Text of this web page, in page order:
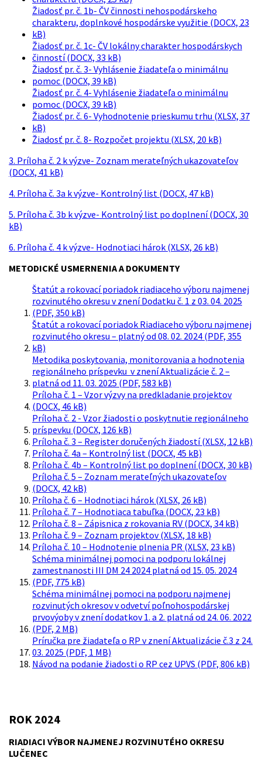
Žiadosť pr. č. 1b- ČV činnosti nehospodárskeho
charakteru, doplnkové hospodárske využitie (DOCX, 23
kB)
Žiadosť pr. č. 1c- ČV lokálny charakter hospodárskych
činností (DOCX, 33 kB)
Žiadosť pr. č. 3- Vyhlásenie žiadateľa o minimálnu
pomoc (DOCX, 39 kB)
Žiadosť pr. č. 4- Vyhlásenie žiadateľa o minimálnu
pomoc (DOCX, 39 kB)
Žiadosť pr. č. 6- Vyhodnotenie prieskumu trhu (XLSX, 37
kB)
Žiadosť pr. č. 8- Rozpočet projektu (XLSX, 20 kB)
3. Príloha č. 2 k výzve- Zoznam merateľných ukazovateľov
(DOCX, 41 kB)
4. Príloha č. 3a k výzve- Kontrolný list (DOCX, 47 kB)
5. Príloha č. 3b k výzve- Kontrolný list po doplnení (DOCX, 30
kB)
6. Príloha č. 4 k výzve- Hodnotiaci hárok (XLSX, 26 kB)
METODICKÉ USMERNENIA A DOKUMENTY
Štatút a rokovací poriadok riadiaceho výboru najmenej
rozvinutého okresu v znení Dodatku č. 1 z 03. 04. 2025
(PDF, 350 kB)
Štatút a rokovací poriadok Riadiaceho výboru najmenej
rozvinutého okresu – platný od 08. 02. 2024 (PDF, 355
kB)
Metodika poskytovania, monitorovania a hodnotenia
regionálneho príspevku v znení Aktualizácie č. 2 –
platná od 11. 03. 2025 (PDF, 583 kB)
Príloha č. 1 – Vzor výzvy na predkladanie projektov
(DOCX, 46 kB)
Príloha č. 2 - Vzor žiadosti o poskytnutie regionálneho
príspevku (DOCX, 126 kB)
Príloha č. 3 – Register doručených žiadostí (XLSX, 12 kB)
Príloha č. 4a – Kontrolný list (DOCX, 45 kB)
Príloha č. 4b – Kontrolný list po doplnení (DOCX, 30 kB)
Príloha č. 5 – Zoznam merateľných ukazovateľov
(DOCX, 42 kB)
Príloha č. 6 – Hodnotiaci hárok (XLSX, 26 kB)
Príloha č. 7 – Hodnotiaca tabuľka (DOCX, 23 kB)
Príloha č. 8 – Zápisnica z rokovania RV (DOCX, 34 kB)
Príloha č. 9 – Zoznam projektov (XLSX, 18 kB)
Príloha č. 10 – Hodnotenie plnenia PR (XLSX, 23 kB)
Schéma minimálnej pomoci na podporu lokálnej
zamestnanosti III DM 24 2024 platná od 15. 05. 2024
(PDF, 775 kB)
Schéma minimálnej pomoci na podporu najmenej
rozvinutých okresov v odvetví poľnohospodárskej
prvovýoby v znení dodatkov 1. a 2. platná od 24. 06. 2022
(PDF, 2 MB)
Príručka pre žiadateľa o RP v znení Aktualizácie č.3 z 24.
03. 2025 (PDF, 1 MB)
Návod na podanie žiadosti o RP cez UPVS (PDF, 806 kB)
ROK 2024
RIADIACI VÝBOR NAJMENEJ ROZVINUTÉHO OKRESU
LUČENEC